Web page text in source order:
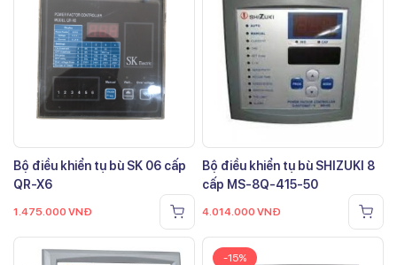
Bộ điều khiển tụ bù SK 06 cấp
QR-X6
1.475.000 VNĐ
Bộ điều khiển tụ bù SHIZUKI 8
cấp MS-8Q-415-50
4.014.000 VNĐ
-15%